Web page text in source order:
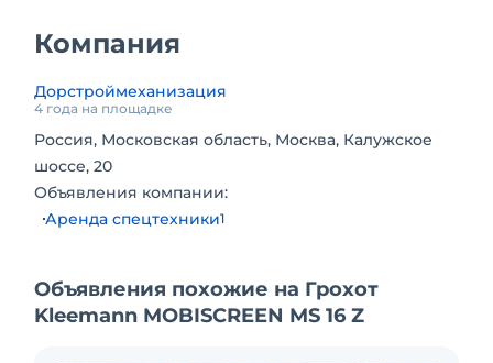
Компания
Дорстроймеханизация
4 года на площадке
Россия, Московская область, Москва, Калужское
шоссе, 20
Объявления компании:
Аренда спецтехники1
Объявления похожие на Грохот
Kleemann MOBISCREEN MS 16 Z